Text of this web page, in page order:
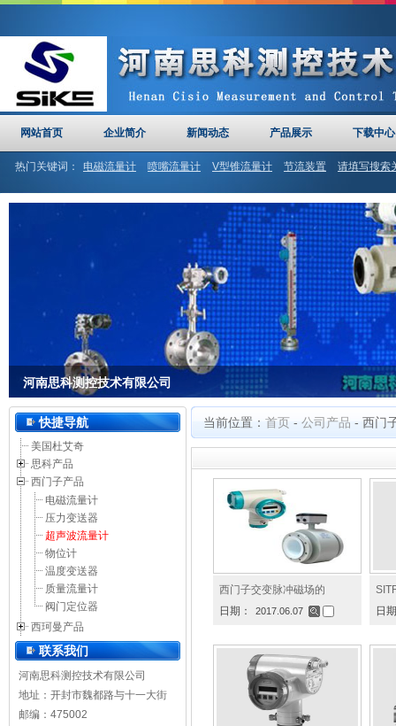
网站首页 企业简介 新闻动态 产品展示 下载中心
热门关键词： 电磁流量计 喷嘴流量计 V型锥流量计 节流装置 请填写搜索
计 河南思科 文丘里管
河南思科测控技术有限公司
河南思科测控技术有限公司
快捷导航
美国杜艾奇
思科产品
西门子产品
电磁流量计
压力变送器
超声波流量计
物位计
温度变送器
质量流量计
阀门定位器
西珂曼产品
联系我们
河南思科测控技术有限公司
地址：开封市魏都路与十一大街
邮编：475002
当前位置： 首页 - 公司产品 - 西门
西门子交变脉冲磁场的
日期：
2017.06.07
日